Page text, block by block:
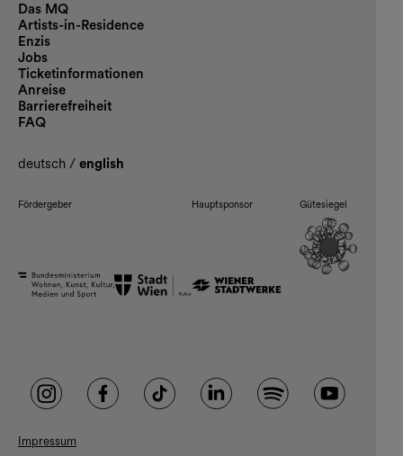
Das MQ
Artists-in-Residence
Enzis
Jobs
Ticketinformationen
Anreise
Barrierefreiheit
FAQ
deutsch / english
Fördergeber Hauptsponsor Gütesiegel
Impressum